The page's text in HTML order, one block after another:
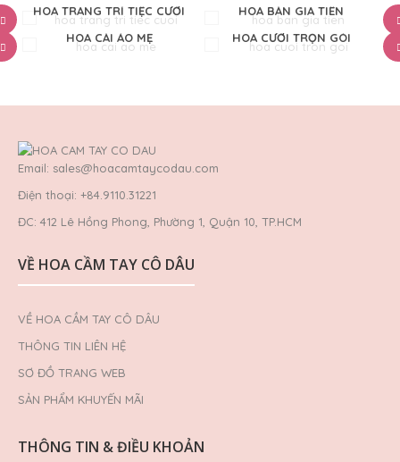
HOA TRANG TRÍ TIỆC CƯỚI
HOA BÀN GIA TIÊN
HOA CÀI ÁO MẸ
HOA CƯỚI TRỌN GÓI
Email: sales@hoacamtaycodau.com
Điện thoại: +84.9110.31221
ĐC: 412 Lê Hồng Phong, Phường 1, Quận 10, TP.HCM
VỀ HOA CẦM TAY CÔ DÂU
VỀ HOA CẦM TAY CÔ DÂU
THÔNG TIN LIÊN HỆ
SƠ ĐỒ TRANG WEB
SẢN PHẨM KHUYẾN MÃI
THÔNG TIN & ĐIỀU KHOẢN